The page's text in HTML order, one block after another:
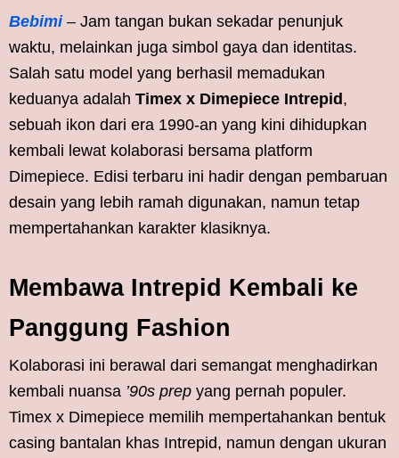
Bebimi– Jam tangan bukan sekadar penunjuk
waktu, melainkan juga simbol gaya dan identitas.
Salah satu model yang berhasil memadukan
keduanya adalah Timex x Dimepiece Intrepid,
sebuah ikon dari era 1990-an yang kini dihidupkan
kembali lewat kolaborasi bersama platform
Dimepiece. Edisi terbaru ini hadir dengan pembaruan
desain yang lebih ramah digunakan, namun tetap
mempertahankan karakter klasiknya.
Membawa Intrepid Kembali ke
Panggung Fashion
Kolaborasi ini berawal dari semangat menghadirkan
kembali nuansa ’90s prep yang pernah populer.
Timex x Dimepiece memilih mempertahankan bentuk
casing bantalan khas Intrepid, namun dengan ukuran